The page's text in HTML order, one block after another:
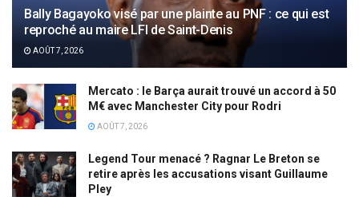
Bally Bagayoko visé par une plainte au PNF : ce qui est
reproché au maire LFI de Saint-Denis
AOÛT 7, 2026
Mercato : le Barça aurait trouvé un accord à 50
M€ avec Manchester City pour Rodri
AOÛT 7, 2026
Legend Tour menacé ? Ragnar Le Breton se
retire après les accusations visant Guillaume
Pley